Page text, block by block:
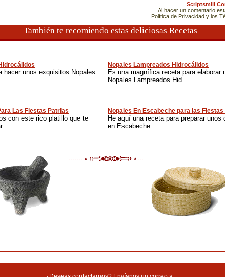
Scriptsmill
Al hacer un comentario
Política de Privacidad y los
También te recomiendo estas deliciosas Recetas
hacer unos exquisitos Nopales
Nopales Lampreados Hidrocálidos
Es una magnífica receta para elaborar
Nopales Lampreados Hid...
Las Fiestas Patrias
con este rico platillo que te
Nopales En Escabeche para las
He aquí una receta para preparar unos
en Escabeche . ...